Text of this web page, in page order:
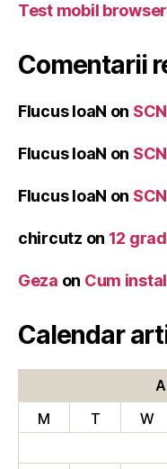
Test mobil browser
Comentarii
Flucus IoaN on
Flucus IoaN on
Flucus IoaN on
chircutz on 12
Geza on Cum
Calendar
M
T W